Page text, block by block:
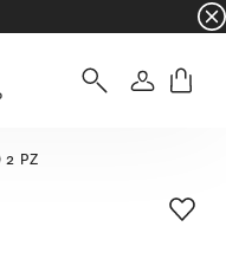
e collezioni
Accedi
2 PZ
Lista